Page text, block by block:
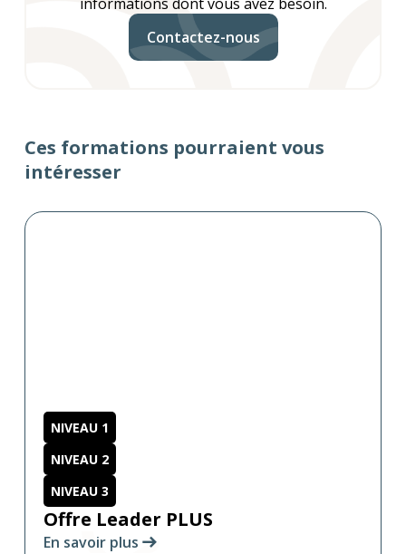
Contactez-nous
Ces formations pourraient vous
intéresser
NIVEAU 1
NIVEAU 2
NIVEAU 3
Offre Leader PLUS
En savoir plus